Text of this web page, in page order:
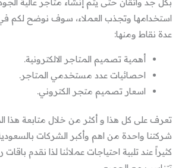
استخدامها وتجذب العملاء، سوف نوضح لكم
عدة نقاط ومنها:
أهمية تصميم المتاجر الالكترونية.
احصائيات عدد مستخدمي المتاجر.
اسعار تصميم متجر الكتروني.
تعرف على كل هذا و أكثر من خلال متابعة هذا
شركتنا واحدة من اهم وأكبر الشركات
كثيراً عند تلبية احتياجات عملائنا لذا نقدم باقات